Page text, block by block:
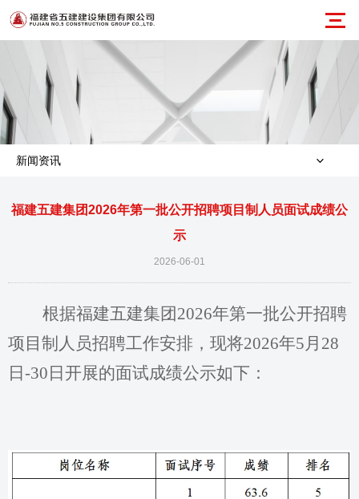
新闻资讯
福建五建集团2026年第一批公开招聘项目制人员面试成绩公
示
2026-06-01
根据福建五建集团 2026年第一批公开招聘
项目制人员招聘工作安排，现将2026年5月 28
日 -30 日 开展的面试成绩公示如下：